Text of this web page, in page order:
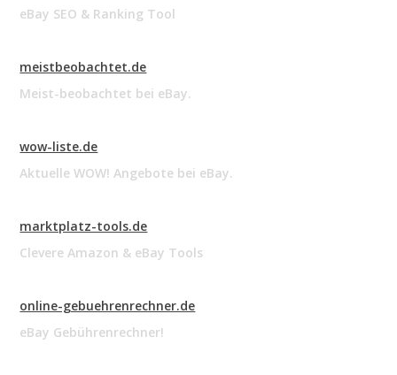
eBay SEO & Ranking Tool
meistbeobachtet.de
Meist-beobachtet bei eBay.
wow-liste.de
Aktuelle WOW! Angebote bei eBay.
marktplatz-tools.de
Clevere Amazon & eBay Tools
online-gebuehrenrechner.de
eBay Gebührenrechner!